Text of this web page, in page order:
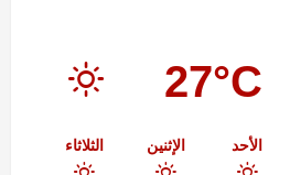
27°C
الأحد الإثنين الثلاثاء